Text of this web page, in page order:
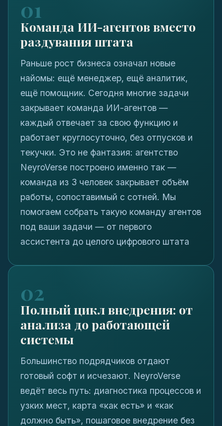
01
Команда ИИ-агентов вместо
раздувания штата
Раньше рост бизнеса означал новые
найомы: ещё менеджер, ещё аналитик,
ещё помощник. Сегодня многие задачи
закрывает команда ИИ-агентов —
каждый отвечает за свою функцию и
работает круглосуточно, без отпусков и
текучки. Это не фантазия: агентство
NeyroVerse построено именно так —
команда из 3 человек закрывает объём
работы, сопоставимый с сотней. Мы
помогаем собрать такую команду агентов
под ваши задачи — от первого
ассистента до целого цифрового штата
02
Полный цикл внедрения: от
анализа до работающей
системы
Большинство подрядчиков отдают
готовый софт и исчезают. NeyroVerse
ведёт весь путь: диагностика процессов и
узких мест, карта «как есть» и «как
должно быть», пошаговое внедрение без